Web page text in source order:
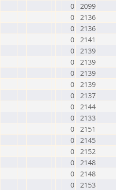
0 2099
0 2136
0 2136
0 2141
0 2139
0 2139
0 2139
0 2139
0 2137
0 2144
0 2133
0 2151
0 2145
0 2152
0 2148
0 2148
0 2153